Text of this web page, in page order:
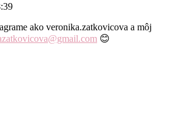
ako veronika.zatkovicova a môj
😊